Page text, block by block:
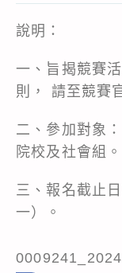
說明：
一、旨揭競賽
則， 請至競賽
二、參加對象
院校及社會組。
三、報名截止
一）。